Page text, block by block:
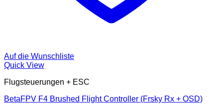
Auf die Wunschliste
Quick View
Flugsteuerungen + ESC
BetaFPV F4 Brushed Flight Controller (Frsky Rx + OSD)